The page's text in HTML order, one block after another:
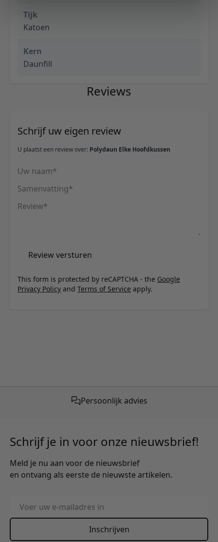
Reviews
Schrijf uw eigen review
U plaatst een review over: Polydaun Elke Hoofdkussen
Uw naam
Samenvatting
Review
Review versturen
This form is protected by reCAPTCHA - the Google
Privacy Policy and Terms of Service apply.
Tijk
Katoen
Kern
Daunfill
Gratis verzending vanaf €50,-
Schrijf je in voor onze nieuwsbrief!
Meld je nu aan voor de nieuwsbrief
en ontvang als eerste de nieuwste artikelen.
E-mailadres
Inschrijven